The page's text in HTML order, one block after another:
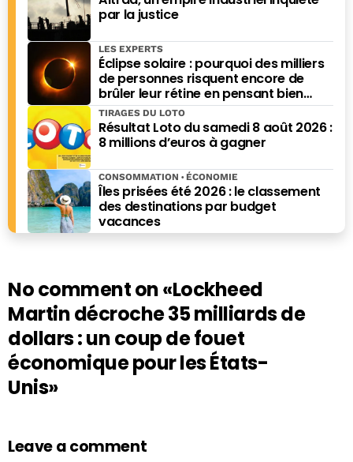
par la justice
Éclipse solaire : pourquoi des milliers
de personnes risquent encore de
brûler leur rétine en pensant bien
faire
LES EXPERTS
Résultat Loto du samedi 8 août 2026 :
8 millions d’euros à gagner
TIRAGES DU LOTO
Îles prisées été 2026 : le classement
des destinations par budget
vacances
CONSOMMATION ÉCONOMIE
No comment on«Lockheed
Martin décroche 35 milliards de
dollars : un coup de fouet
économique pour les États-
Unis»
Leave a comment